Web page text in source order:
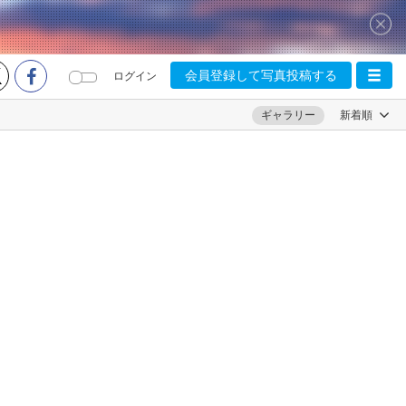
ログイン 会員登録して写真投稿する
ギャラリー 新着順